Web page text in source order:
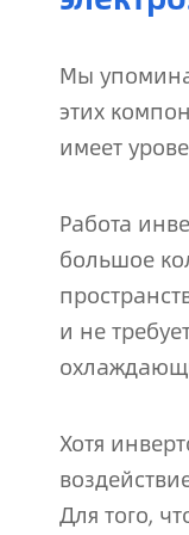
Мы
этих
имеет
Работа
большое
и не
Хотя
Для того,